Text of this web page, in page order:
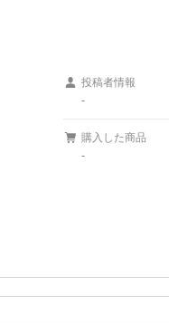
投稿者情報
-
購入した商品
-